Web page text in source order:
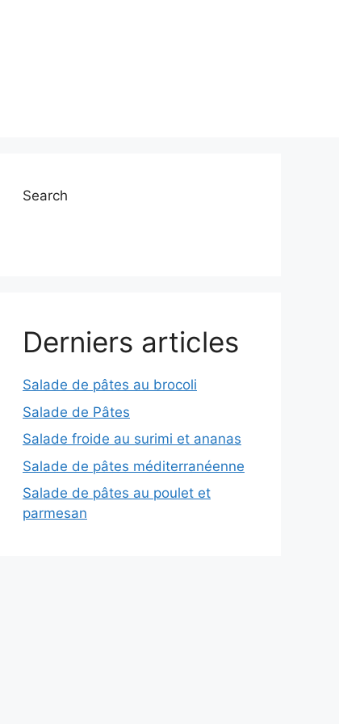
Search
Derniers articles
Salade de pâtes au brocoli
Salade de Pâtes
Salade froide au surimi et ananas
Salade de pâtes méditerranéenne
Salade de pâtes au poulet et
parmesan